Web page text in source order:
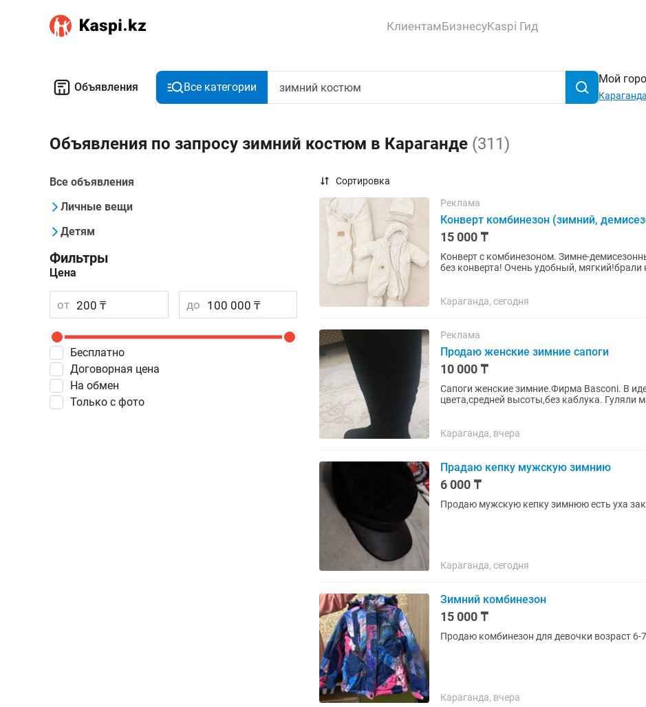
КлиентамБизнесуKaspi Гид
Объявления Все категории
Мой
Караганда
Объявления по запросу зимний костюм в Караганде (311)
Все объявления
Личные вещи
Детям
Фильтры
Цена
от до
Бесплатно
Договорная цена
На обмен
Только с фото
Сортировка
Реклама
Конверт комбинезон (зимний,
15 000 ₸
Конверт с комбинезоном. Зимне-
без конверта! Очень удобный, мягкий!брали
Караганда, сегодня
Реклама
Продаю женские зимние сапоги
10 000 ₸
Сапоги женские зимние.Фирма Basconi. В
цвета,средней высоты,без каблука.
Караганда, вчера
Прадаю кепку мужскую зимнию
6 000 ₸
Продаю мужскую кепку зимнюю есть уха
Караганда, сегодня
Зимний комбинезон
15 000 ₸
Продаю комбинезон для девочки возраст 6-7
Караганда, вчера